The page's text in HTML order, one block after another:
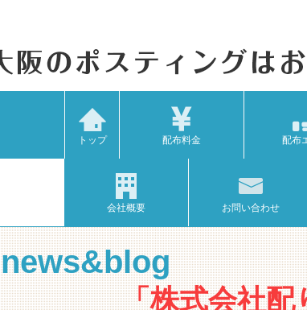
トップ 配布料金 配布
会社概要 お問い合わせ
news&blog
「株式会社